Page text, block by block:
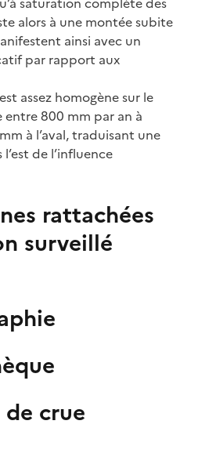
alors à une montée subite
ainsi avec un
par rapport aux
assez homogène sur le
entre 800 mm par an à
à l’aval, traduisant une
de l’influence
rattachées
surveillé
de crue